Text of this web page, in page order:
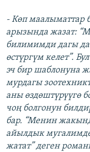
- Көп маалыматтар
арызында жазат:
билимимди дагы
өстүргүм келет”.
эч бир шаблонуна
мурдагы
аны өздөштүрүүгө
чоң болгонун
бар. “Менин
айылдык
жатат” деген